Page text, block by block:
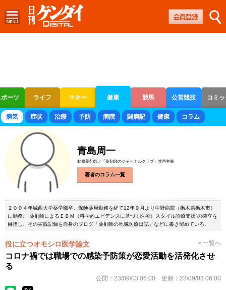
ーツ ライフ マネー 健康 競馬 公営競技 コミ
ボートレース 競輪 オートレース
病気 症状 治療 予防 病院 闘病記 健康 コラム
青島周一
勤務薬剤師／「薬剤師のジャーナルクラブ」共同主宰
著者のコラム一覧
２００４年城西大学薬学部卒。保険薬局勤務を経て12年９月より中野病院（栃木県栃木市）
に勤務。“薬剤師によるＥＢＭ（科学的エビデンスに基づく医療）スタイル診療支援”の確立を
目指し、その実践記録を自身のブログ「薬剤師の地域医療日誌」などに書き留めている。
役に立つオモシロ医学論文 > 一覧へ
コロナ禍では職場での感染予防策が恋愛活動を活発化させ
る
公開： 23/09/03 06:00 更新： 23/09/03 06:00